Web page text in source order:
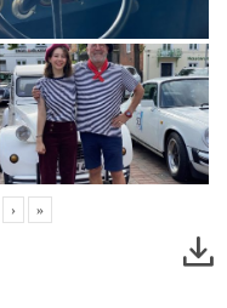
› »